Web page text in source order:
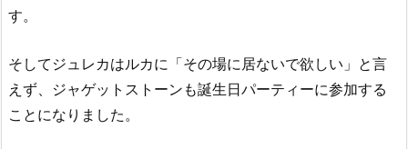
す。
そしてジュレカはルカに「その場に居ないで欲しい」と言
えず、ジャゲットストーンも誕生日パーティーに参加する
ことになりました。